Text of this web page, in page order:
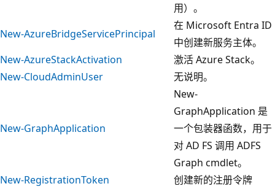
用）。
New-AzureBridgeServicePrincipal
在 Microsoft Entra ID
中创建新服务主体。
New-AzureStackActivation
激活 Azure Stack。
New-CloudAdminUser
无说明。
New-GraphApplication
New-
GraphApplication 是
一个包装器函数，用于
对 AD FS 调用 ADFS
Graph cmdlet。
New-RegistrationToken
创建新的注册令牌